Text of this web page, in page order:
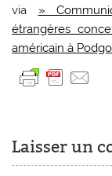
via »
étrangères
américain à
Laisser un